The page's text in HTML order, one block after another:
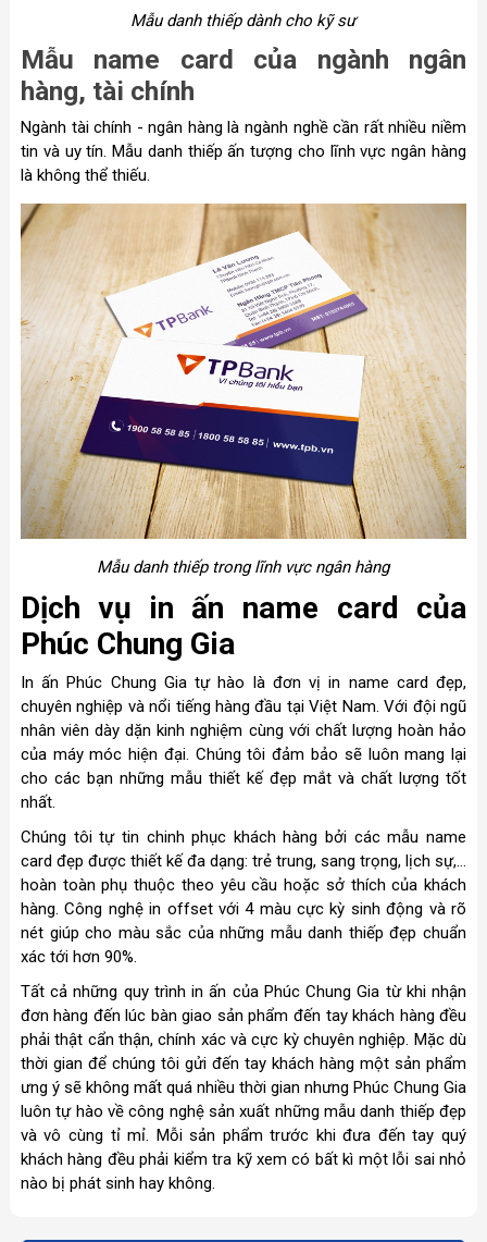
Mẫu danh thiếp dành cho kỹ sư
Mẫu name card của ngành ngân
hàng, tài chính
Ngành tài chính - ngân hàng là ngành nghề cần rất nhiều niềm
tin và uy tín. Mẫu danh thiếp ấn tượng cho lĩnh vực ngân hàng
là không thể thiếu.
Mẫu danh thiếp trong lĩnh vực ngân hàng
Dịch vụ in ấn name card của
Phúc Chung Gia
In ấn Phúc Chung Gia tự hào là đơn vị in name card đẹp,
chuyên nghiệp và nổi tiếng hàng đầu tại Việt Nam. Với đội ngũ
nhân viên dày dặn kinh nghiệm cùng với chất lượng hoàn hảo
của máy móc hiện đại. Chúng tôi đảm bảo sẽ luôn mang lại
cho các bạn những mẫu thiết kế đẹp mắt và chất lượng tốt
nhất.
Chúng tôi tự tin chinh phục khách hàng bởi các mẫu name
card đẹp được thiết kế đa dạng: trẻ trung, sang trọng, lịch sự,…
hoàn toàn phụ thuộc theo yêu cầu hoặc sở thích của khách
hàng. Công nghệ in offset với 4 màu cực kỳ sinh động và rõ
nét giúp cho màu sắc của những mẫu danh thiếp đẹp chuẩn
xác tới hơn 90%.
Tất cả những quy trình in ấn của Phúc Chung Gia từ khi nhận
đơn hàng đến lúc bàn giao sản phẩm đến tay khách hàng đều
phải thật cẩn thận, chính xác và cực kỳ chuyên nghiệp. Mặc dù
thời gian để chúng tôi gửi đến tay khách hàng một sản phẩm
ưng ý sẽ không mất quá nhiều thời gian nhưng Phúc Chung Gia
luôn tự hào về công nghệ sản xuất những mẫu danh thiếp đẹp
và vô cùng tỉ mỉ. Mỗi sản phẩm trước khi đưa đến tay quý
khách hàng đều phải kiểm tra kỹ xem có bất kì một lỗi sai nhỏ
nào bị phát sinh hay không.